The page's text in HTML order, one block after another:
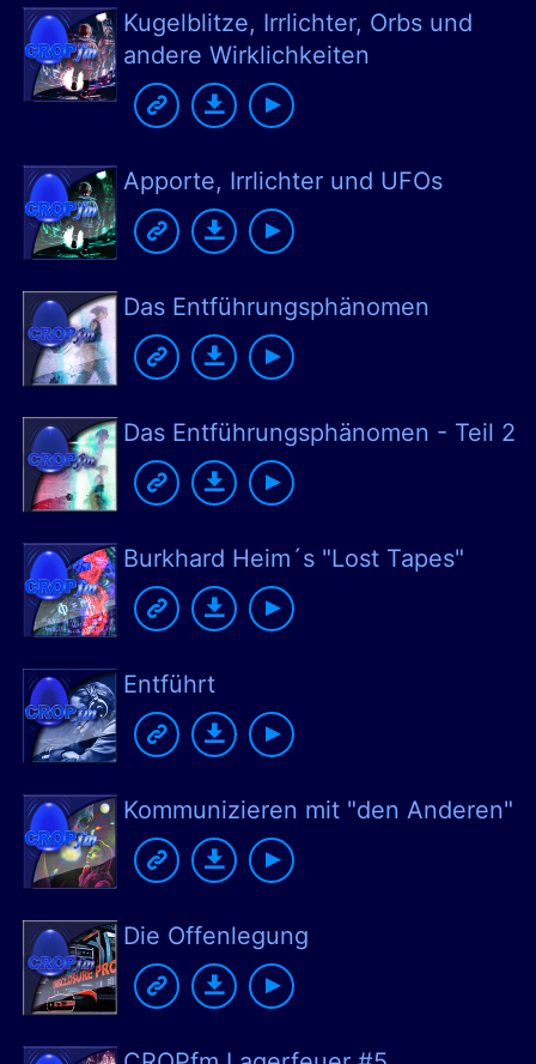
Kugelblitze, Irrlichter, Orbs und
andere Wirklichkeiten
Apporte, Irrlichter und UFOs
Das Entführungsphänomen
Das Entführungsphänomen - Teil 2
Burkhard Heim´s "Lost Tapes"
Entführt
Kommunizieren mit "den Anderen"
Die Offenlegung